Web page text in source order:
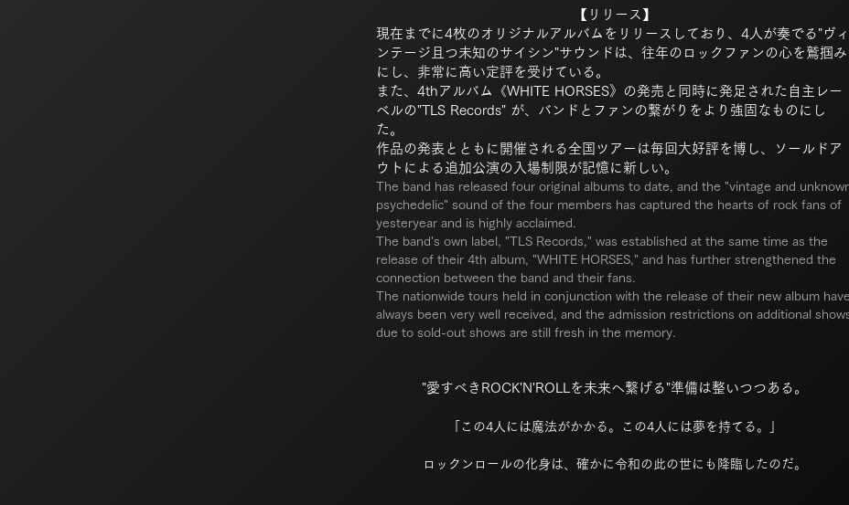
【リリース】
現在までに4枚のオリジナルアルバムをリリースしており、4人が奏でる"ヴィ
ンテージ且つ未知のサイシ ン"サウンドは、往年のロックファンの心を鷲掴み
にし、非常に高い定評を受けている。
また、4thアルバム《WHITE HORSES》の発売と同時に発足された自主レー
ベルの"TLS Records" が、バンドとファンの繋がり をより強固なものにし
た。
作品の発表とともに開催される全国ツアーは毎回大好評を博し、ソールドア
ウトによる追加公演の入場制限が記憶に新しい。
The band has released four original albums to date, and the "vintage and
psychedelic" sound of the four members has captured the hearts of rock fans of
yesteryear and is highly acclaimed.
The band's own label, "TLS Records," was established at the same time as the
release of their 4th album, "WHITE HORSES," and has further strengthened the
connection between the band and their fans.
The nationwide tours held in conjunction with the release of their new album have
always been very well received, and the admission restrictions on additional
due to sold-out shows are still fresh in the memory.
"愛すべきROCK'N'ROLLを未来へ繋げる"準備は整いつつある。
「この4人には魔法がかかる。この4人には夢を持てる。​」
ロックンロールの化身は、確かに令和の此の世にも降臨したのだ。